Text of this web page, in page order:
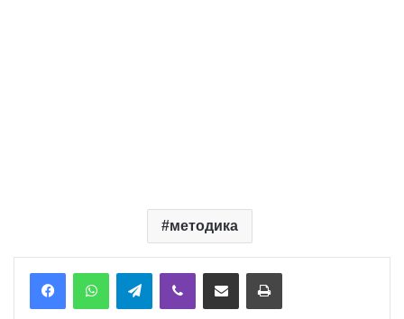
методика
TelegramViber Надіслати електронною поштоюНадрукувати